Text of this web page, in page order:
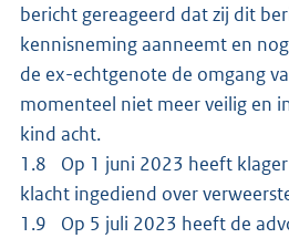
bericht gereageerd dat zij dit
kennisneming aanneemt en
de ex-echtgenote de omgang
momenteel niet meer veilig en
kind acht.
1.8 Op 1 juni 2023 heeft
klacht ingediend over
1.9 Op 5 juli 2023 heeft de